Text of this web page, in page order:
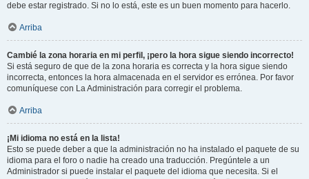
debe estar registrado. Si no lo está, este es un buen momento para hacerlo.
Arriba
Cambié la zona horaria en mi perfil, ¡pero la hora sigue siendo incorrecto!
Si está seguro de que de la zona horaria es correcta y la hora sigue siendo
incorrecta, entonces la hora almacenada en el servidor es errónea. Por favor
comuníquese con La Administración para corregir el problema.
Arriba
¡Mi idioma no está en la lista!
Esto se puede deber a que la administración no ha instalado el paquete de su
idioma para el foro o nadie ha creado una traducción. Pregúntele a un
Administrador si puede instalar el paquete del idioma que necesita. Si el